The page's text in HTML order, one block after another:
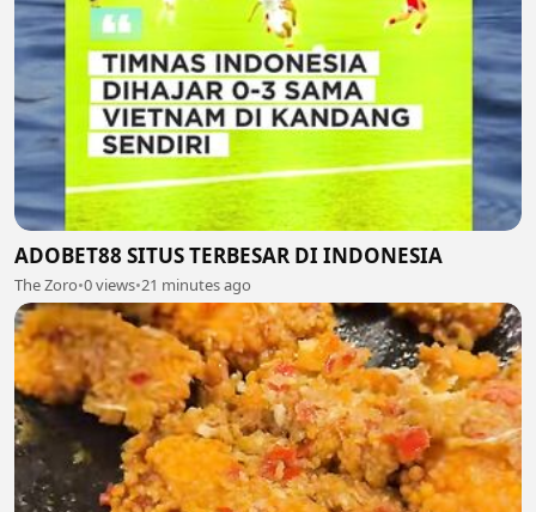
ADOBET88 SITUS TERBESAR DI INDONESIA
The Zoro•0 views•21 minutes ago